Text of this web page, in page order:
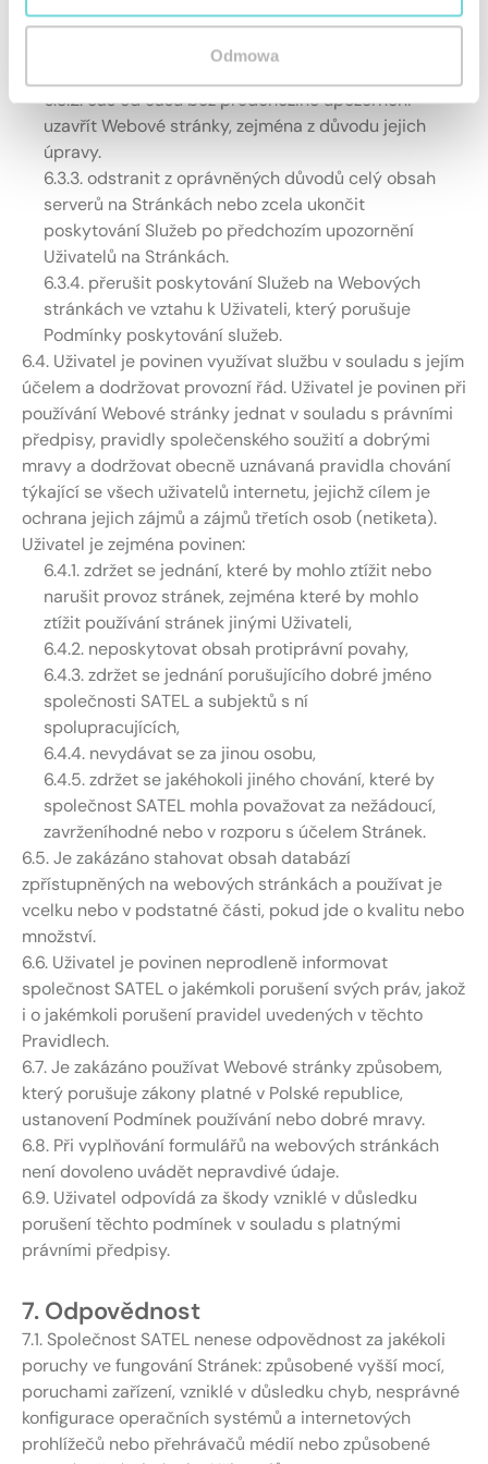
Odmowa
6.3. Společnost SATEL si vyhrazuje právo:
6.3.1. měnit vlastnosti a možnosti Webových
6.3.2. čas od času bez předchozího upozornění
uzavřít Webové stránky, zejména z důvodu jejich
úpravy.
6.3.3. odstranit z oprávněných důvodů celý obsah
serverů na Stránkách nebo zcela ukončit
poskytování Služeb po předchozím upozornění
Uživatelů na Stránkách.
6.3.4. přerušit poskytování Služeb na Webových
stránkách ve vztahu k Uživateli, který porušuje
Podmínky poskytování služeb.
6.4. Uživatel je povinen využívat službu v souladu s jejím
účelem a dodržovat provozní řád. Uživatel je povinen při
používání Webové stránky jednat v souladu s právními
předpisy, pravidly společenského soužití a dobrými
mravy a dodržovat obecně uznávaná pravidla chování
týkající se všech uživatelů internetu, jejichž cílem je
ochrana jejich zájmů a zájmů třetích osob (netiketa).
Uživatel je zejména povinen:
6.4.1. zdržet se jednání, které by mohlo ztížit nebo
narušit provoz stránek, zejména které by mohlo
ztížit používání stránek jinými Uživateli,
6.4.2. neposkytovat obsah protiprávní povahy,
6.4.3. zdržet se jednání porušujícího dobré jméno
společnosti SATEL a subjektů s ní
spolupracujících,
6.4.4. nevydávat se za jinou osobu,
6.4.5. zdržet se jakéhokoli jiného chování, které by
společnost SATEL mohla považovat za nežádoucí,
zavrženíhodné nebo v rozporu s účelem Stránek.
6.5. Je zakázáno stahovat obsah databází
zpřístupněných na webových stránkách a používat je
vcelku nebo v podstatné části, pokud jde o kvalitu nebo
množství.
6.6. Uživatel je povinen neprodleně informovat
společnost SATEL o jakémkoli porušení svých práv, jakož
i o jakémkoli porušení pravidel uvedených v těchto
Pravidlech.
6.7. Je zakázáno používat Webové stránky způsobem,
který porušuje zákony platné v Polské republice,
ustanovení Podmínek používání nebo dobré mravy.
6.8. Při vyplňování formulářů na webových stránkách
není dovoleno uvádět nepravdivé údaje.
6.9. Uživatel odpovídá za škody vzniklé v důsledku
porušení těchto podmínek v souladu s platnými
právními předpisy.
7. Odpovědnost
7.1. Společnost SATEL nenese odpovědnost za jakékoli
poruchy ve fungování Stránek: způsobené vyšší mocí,
poruchami zařízení, vzniklé v důsledku chyb, nesprávné
konfigurace operačních systémů a internetových
prohlížečů nebo přehrávačů médií nebo způsobené